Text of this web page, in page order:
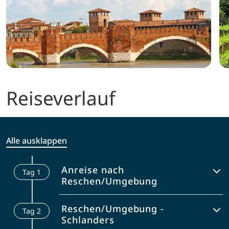
Reiseverlauf
Alle ausklappen
Tag 1
Anreise nach
Reschen/Umgebung
Infogespräch und die Radübergabe
(sofern gebucht).
Tag 2
Reschen/Umgebung -
Schlanders